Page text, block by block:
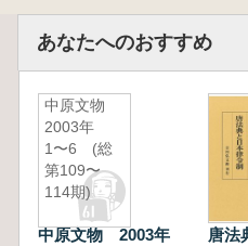
あなたへのおすすめ
中原文物
2003年
1〜6 (総
第109〜
114期)
中原文物 2003年
唐法